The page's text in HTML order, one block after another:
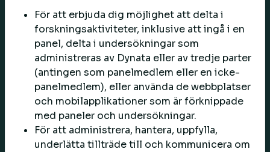
För att erbjuda dig möjlighet att delta i
forskningsaktiviteter, inklusive att ingå i en
panel, delta i undersökningar som
administreras av Dynata eller av tredje parter
(antingen som panelmedlem eller en icke-
panelmedlem), eller använda de webbplatser
och mobilapplikationer som är förknippade
med paneler och undersökningar.
För att administrera, hantera, uppfylla,
underlätta tillträde till och kommunicera om